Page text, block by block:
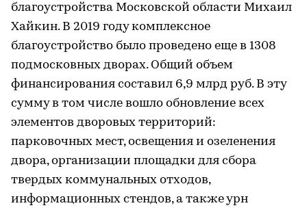
благоустройства Московской области Михаил
Хайкин. В 2019 году комплексное
благоустройство было проведено еще в 1308
подмосковных дворах. Общий объем
финансирования составил 6,9 млрд руб. В эту
сумму в том числе вошло обновление всех
элементов дворовых территорий:
парковочных мест, освещения и озеленения
двора, организации площадки для сбора
твердых коммунальных отходов,
информационных стендов, а также урн